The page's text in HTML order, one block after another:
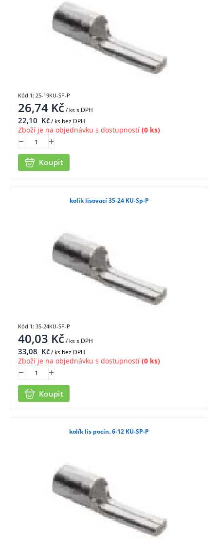
26,74 Kč/ kss DPH
22,10 Kč/ ks bez DPH
Zboží je na objednávku s dostupností (0 ks)
Koupit
Kód 1: 25-19KU-SP-P
kolík lisovací 35-24 KU-Sp-P
40,03 Kč/ kss DPH
33,08 Kč/ ks bez DPH
Zboží je na objednávku s dostupností (0 ks)
Koupit
Kód 1: 35-24KU-SP-P
kolík lis pocín. 6-12 KU-SP-P